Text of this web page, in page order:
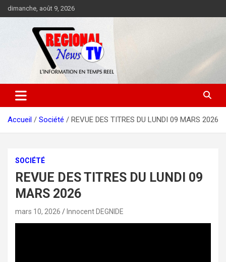
Aller
au
dimanche, août 9, 2026
Accueil Société REVUE DES TITRES DU LUNDI 09 MARS 2026
SOCIÉTÉ
REVUE DES TITRES DU LUNDI 09
MARS 2026
mars 10, 2026 Innocent DEGNIDE